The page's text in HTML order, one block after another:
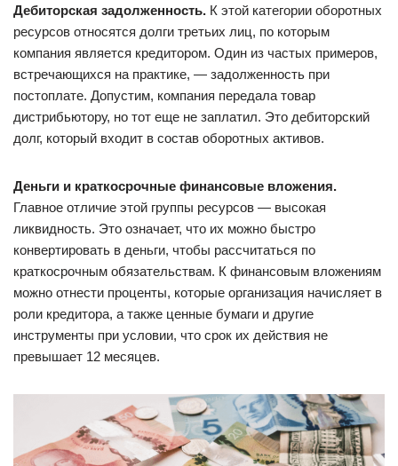
Дебиторская задолженность. К этой категории оборотных
ресурсов относятся долги третьих лиц, по которым
компания является кредитором. Один из частых примеров,
встречающихся на практике, — задолженность при
постоплате. Допустим, компания передала товар
дистрибьютору, но тот еще не заплатил. Это дебиторский
долг, который входит в состав оборотных активов.
Деньги и краткосрочные финансовые вложения.
Главное отличие этой группы ресурсов — высокая
ликвидность. Это означает, что их можно быстро
конвертировать в деньги, чтобы рассчитаться по
краткосрочным обязательствам. К финансовым вложениям
можно отнести проценты, которые организация начисляет в
роли кредитора, а также ценные бумаги и другие
инструменты при условии, что срок их действия не
превышает 12 месяцев.